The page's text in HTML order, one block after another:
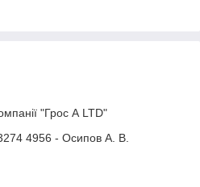
"Грос А LTD"
4956 - Осипов А. В.